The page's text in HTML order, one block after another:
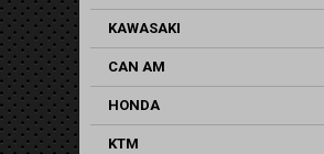
KAWASAKI
CAN AM
HONDA
KTM